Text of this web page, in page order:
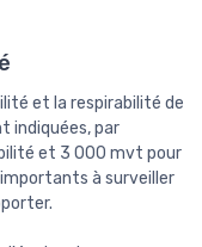
et la respirabilité de
indiquées, par
et 3 000 mvt pour
à surveiller